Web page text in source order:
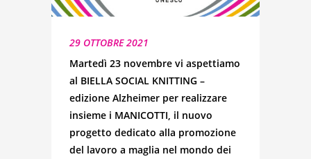
29 OTTOBRE 2021
Martedì 23 novembre vi aspettiamo
al BIELLA SOCIAL KNITTING –
edizione Alzheimer per realizzare
insieme i MANICOTTI, il nuovo
progetto dedicato alla promozione
del lavoro a maglia nel mondo dei